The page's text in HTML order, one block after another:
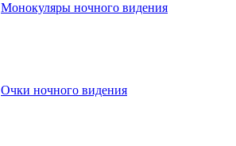
Монокуляры ночного видения
Очки ночного видения